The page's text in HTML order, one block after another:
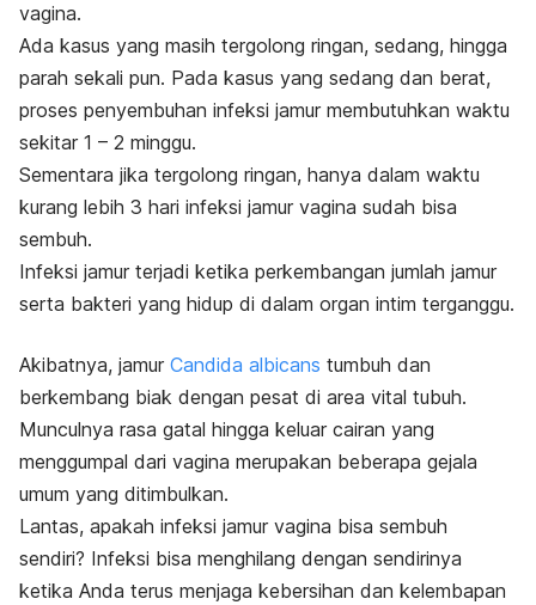
vagina.
Ada kasus yang masih tergolong ringan, sedang, hingga
parah sekali pun. Pada kasus yang sedang dan berat,
proses penyembuhan infeksi jamur membutuhkan waktu
sekitar 1 – 2 minggu.
Sementara jika tergolong ringan, hanya dalam waktu
kurang lebih 3 hari infeksi jamur vagina sudah bisa
sembuh.
Infeksi jamur terjadi ketika perkembangan jumlah jamur
serta bakteri yang hidup di dalam organ intim terganggu.
Akibatnya, jamur Candida albicans tumbuh dan
berkembang biak dengan pesat di area vital tubuh.
Munculnya rasa gatal hingga keluar cairan yang
menggumpal dari vagina merupakan beberapa gejala
umum yang ditimbulkan.
Lantas, apakah infeksi jamur vagina bisa sembuh
sendiri? Infeksi bisa menghilang dengan sendirinya
ketika Anda terus menjaga kebersihan dan kelembapan